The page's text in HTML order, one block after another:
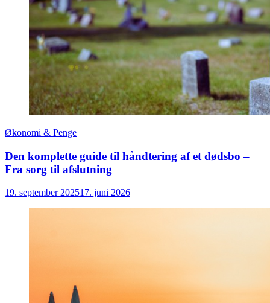
Økonomi & Penge
Den komplette guide til håndtering af et dødsbo –
Fra sorg til afslutning
19. september 202517. juni 2026